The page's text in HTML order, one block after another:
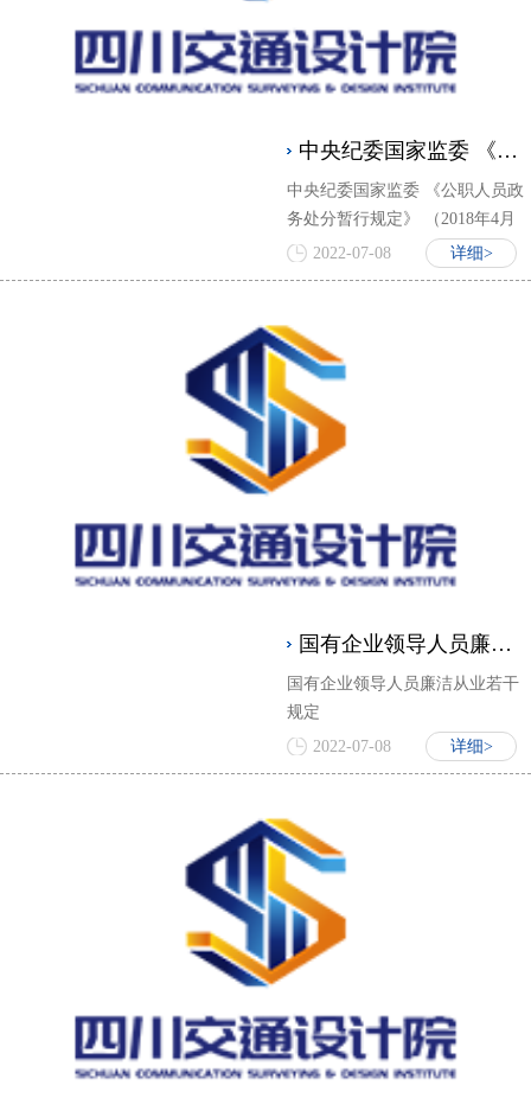
中央纪委国家监委 《公职人员政务处分暂行规定》
中央纪委国家监委 《公职人员政
务处分暂行规定》 （2018年4月
16日）2022-07-08 详细>
国有企业领导人员廉洁从业若干规定
国有企业领导人员廉洁从业若干
规定
2022-07-08
详细>